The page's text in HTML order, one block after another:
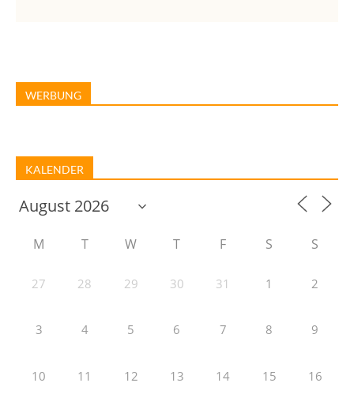
WERBUNG
KALENDER
M T W T F S S
27 28 29 30 31 1 2
3 4 5 6 7 8 9
10 11 12 13 14 15 16